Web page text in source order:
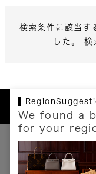
検索条件に該当す
した。 検
We found a
for your
お支払いについて
配送について